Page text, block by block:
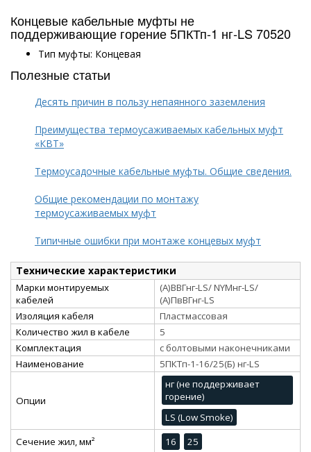
Концевые кабельные муфты не
поддерживающие горение 5ПКТп-1 нг-LS 70520
Тип муфты: Концевая
Полезные статьи
Десять причин в пользу непаянного заземления
Преимущества термоусаживаемых кабельных муфт
«КВТ»
Термоусадочные кабельные муфты. Общие сведения.
Общие рекомендации по монтажу
термоусаживаемых муфт
Типичные ошибки при монтаже концевых муфт
Технические характеристики
Марки монтируемых
кабелей
(А)ВВГнг-LS/ NYMнг-LS/
(А)ПвВГнг-LS
Изоляция кабеля
Пластмассовая
Количество жил в кабеле
5
Комплектация
с болтовыми наконечниками
Наименование
5ПКТп-1-16/25(Б) нг-LS
Опции
нг (не поддерживает
горение)
LS (Low Smoke)
Сечение жил, мм²
16 25